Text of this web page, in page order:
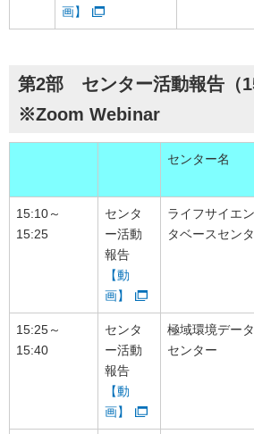
画】
第2部 センター活動報告（
※Zoom Webinar
センター名
15:10～
15:25
センタ
ー活動
報告
【動
画】
ライフサイエ
タベースセン
15:25～
15:40
センタ
ー活動
報告
【動
画】
極域環境デー
センター